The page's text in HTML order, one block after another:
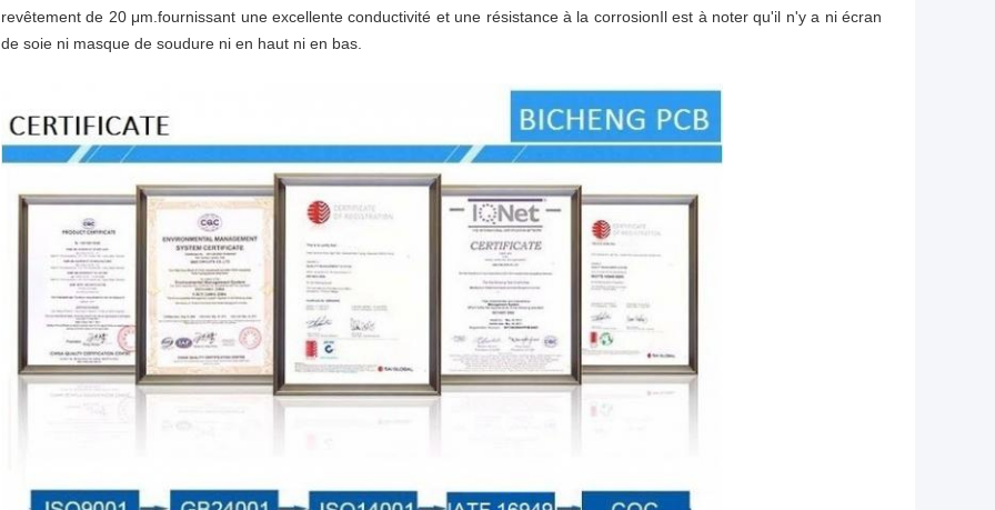
revêtement de 20 μm.fournissant une excellente conductivité et une résistance à la corrosionIl est à noter qu'il n'y a ni écran
de soie ni masque de soudure ni en haut ni en bas.